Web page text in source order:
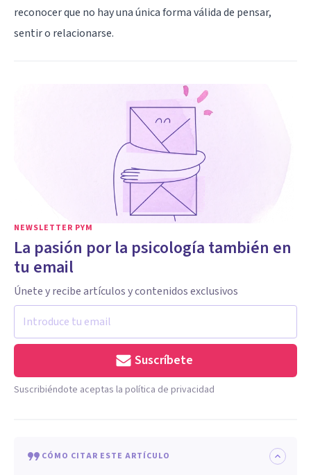
reconocer que no hay una única forma válida de pensar,
sentir o relacionarse.
NEWSLETTER PYM
La pasión por la psicología también en
tu email
Únete y recibe artículos y contenidos exclusivos
Suscríbete
Suscribiéndote aceptas la política de privacidad
CÓMO CITAR ESTE ARTÍCULO